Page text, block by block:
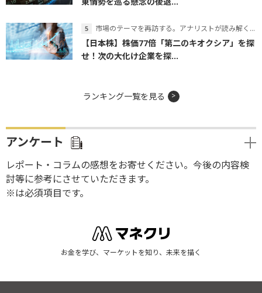
市場のテーマを再訪する。アナリストが読み解くテーマの本質
【日本株】株価77倍「第二のキオクシア」を探
せ！次の大化け企業を探...
ランキング一覧を見る
アンケート
レポート・コラムの感想をお寄せください。今後の内容検
討等に参考にさせていただきます。
※は必須項目です。
お金を学び、マーケットを知り、未来を描く